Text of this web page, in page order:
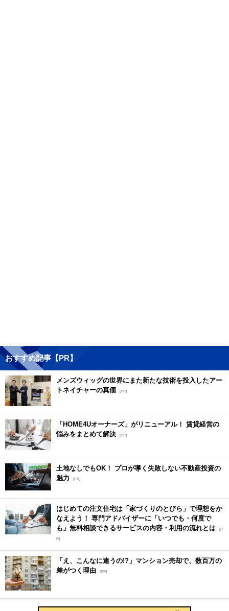
おすすめ記事【PR】
メンズウィッグの世界にまた新たな技術を投入したアー
トネイチャーの真価 [PR]
「HOME4Uオーナーズ」がリニューアル！ 賃貸経営の
悩みをまとめて解決 [PR]
土地なしでもOK！ プロが導く失敗しない不動産投資の
魅力
[PR]
はじめての注文住宅は「家づくりのとびら」で理想をか
なえよう！ 専門アドバイザーに「いつでも・何度で
も」無料相談できるサービスの内容・利用の流れとは [P
R]
「え、こんなに違うの!?」マンション売却で、数百万の
差がつく理由 [PR]